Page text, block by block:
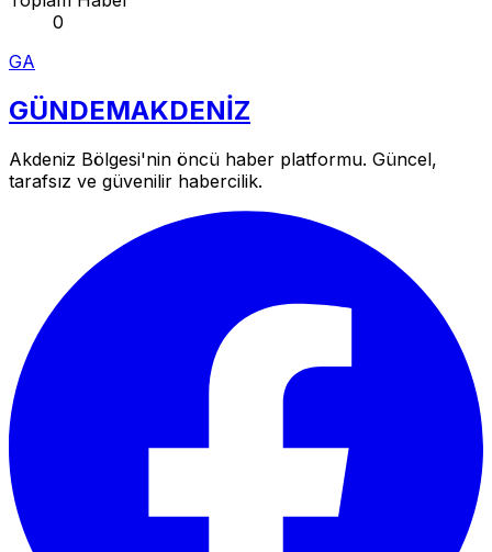
0
GA
GÜNDEMAKDENİZ
Akdeniz Bölgesi'nin öncü haber platformu. Güncel,
tarafsız ve güvenilir habercilik.